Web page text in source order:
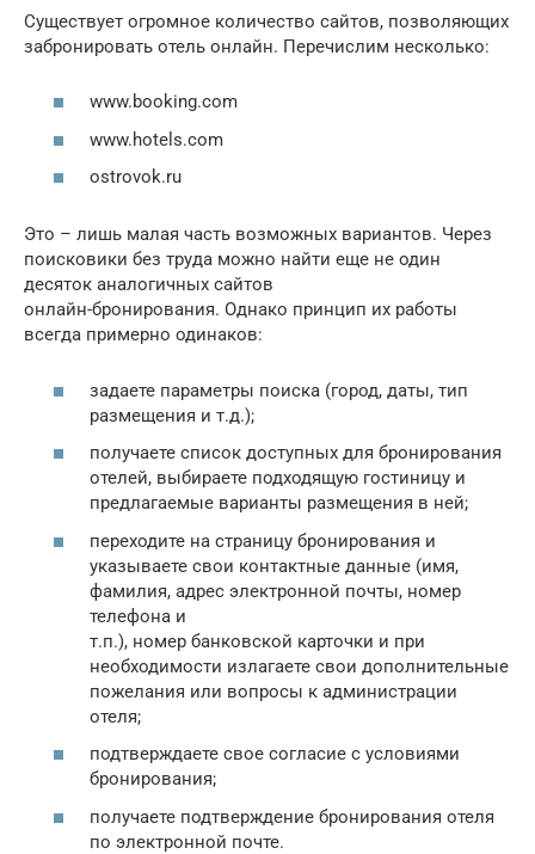
Существует огромное количество сайтов, позволяющих
забронировать отель онлайн. Перечислим несколько:
www.booking.com
www.hotels.com
ostrovok.ru
Это – лишь малая часть возможных вариантов. Через
поисковики без труда можно найти еще не один
десяток аналогичных сайтов
онлайн-бронирования. Однако принцип их работы
всегда примерно одинаков:
задаете параметры поиска (город, даты, тип
размещения и т.д.);
получаете список доступных для бронирования
отелей, выбираете подходящую гостиницу и
предлагаемые варианты размещения в ней;
переходите на страницу бронирования и
указываете свои контактные данные (имя,
фамилия, адрес электронной почты, номер
телефона и
т.п.), номер банковской карточки и при
необходимости излагаете свои дополнительные
пожелания или вопросы к администрации
отеля;
подтверждаете свое согласие с условиями
бронирования;
получаете подтверждение бронирования отеля
по электронной почте.